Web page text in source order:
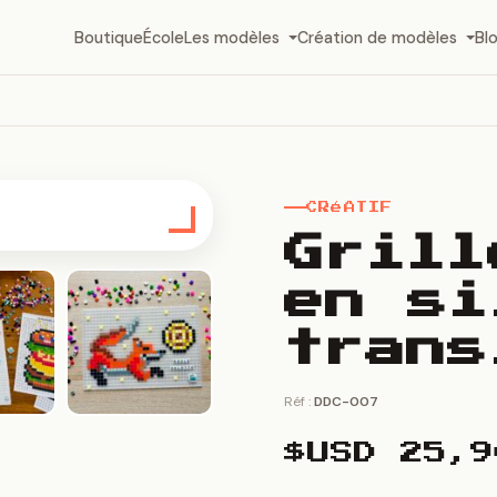
BoutiqueÉcoleLes modèles Création de modèles
CRéATIF
en
Réf :DDC-007
$USD